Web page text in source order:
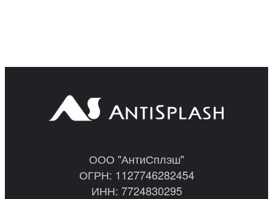
ООО "АнтиСплэш"
ОГРН: 1127746282454
ИНН: 7724830295